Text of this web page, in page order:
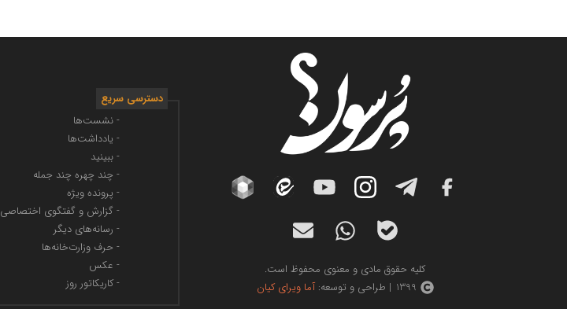
کلیه حقوق مادی و معنوی محفوظ است.
1399 | طراحی و توسعه:
آما ویرای کیان
دسترسی سریع
- نشست‌ها
- یادداشت‌ها
- ببینید
- چند چهره چند جمله
- پرونده ویژه
- گزارش و گفتگوی اختصاصی
- رسانه‌های دیگر
- حرف وزارت‌خانه‌ها
- عکس
- کاریکاتور روز